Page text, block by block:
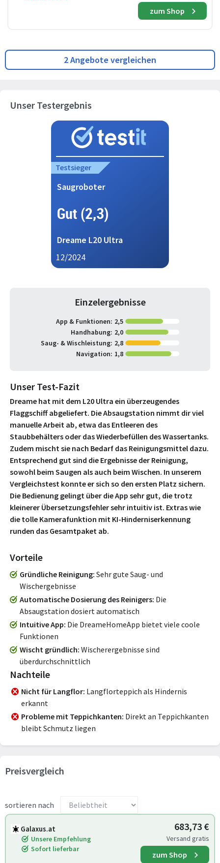
zum Shop
2 Angebote vergleichen
Unser Testergebnis
Testsieger
Saugroboter
Gut (2,3)
Dreame L20 Ultra
12/2024
Einzelergebnisse
App & Funktionen: 2,5
Handhabung: 2,0
Saug- & Wischleistung: 2,8
Navigation: 1,8
Unser Test-Fazit
Dreame hat mit dem L20 Ultra ein überzeugendes
Flaggschiff abgeliefert. Die Absaugstation nimmt dir viel
manuelle Arbeit ab, etwa das Entleeren des
Staubbehälters oder das Wiederbefüllen des Wassertanks.
Zudem mischt sie nach Bedarf das Reinigungsmittel dazu.
Entsprechend gut sind die Ergebnisse der Reinigung,
sowohl beim Saugen als auch beim Wischen. In unserem
Vergleichstest konnte er sich so den ersten Platz sichern.
Die Bedienung gelingt über die App sehr gut, die trotz
kleinerer Übersetzungsfehler sehr intuitiv ist. Extras wie
die tolle Kamerafunktion mit KI-Hinderniserkennung
runden das Gesamtpaket ab.
Vorteile
Gründliche Reinigung Sehr gute Saug- und
Wischergebnisse
Automatische Dosierung des Reinigers Die
Absaugstation dosiert automatisch
Intuitive App Die DreameHomeApp bietet viele coole
Funktionen
Wischt gründlich Wischerergebnisse sind
überdurchschnittlich
Nachteile
Nicht für Langflor Langflorteppich als Hindernis
erkannt
Probleme mit Teppichkanten Direkt an Teppichkanten
bleibt Schmutz liegen
Preisvergleich
sortieren nach
Galaxus.at
Unsere Empfehlung
Sofort lieferbar
683,73 €
Versand gratis
zum Shop